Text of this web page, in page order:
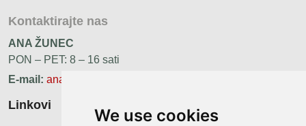
We use cookies
Kontaktirajte nas
ANA ŽUNEC
PON – PET: 8 – 16 sati
E-mail: ana.zunec@ac-group.hr
Linkovi